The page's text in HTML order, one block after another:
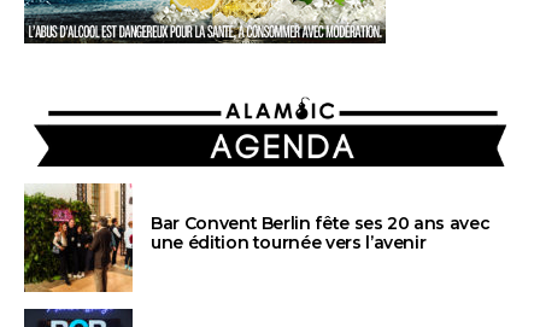
AGENDA
Bar Convent Berlin fête ses 20 ans avec
une édition tournée vers l’avenir